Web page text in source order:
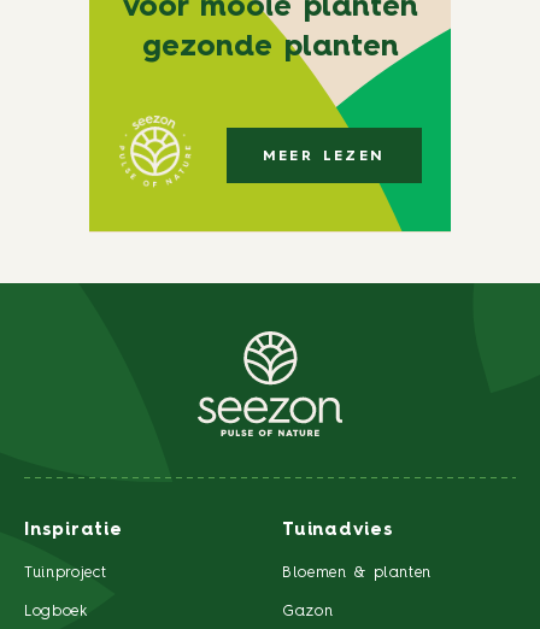
voor mooie planten
gezonde planten
MEER LEZEN
Inspiratie
Tuinproject
Logboek
Tuinadvies
Bloemen & planten
Gazon